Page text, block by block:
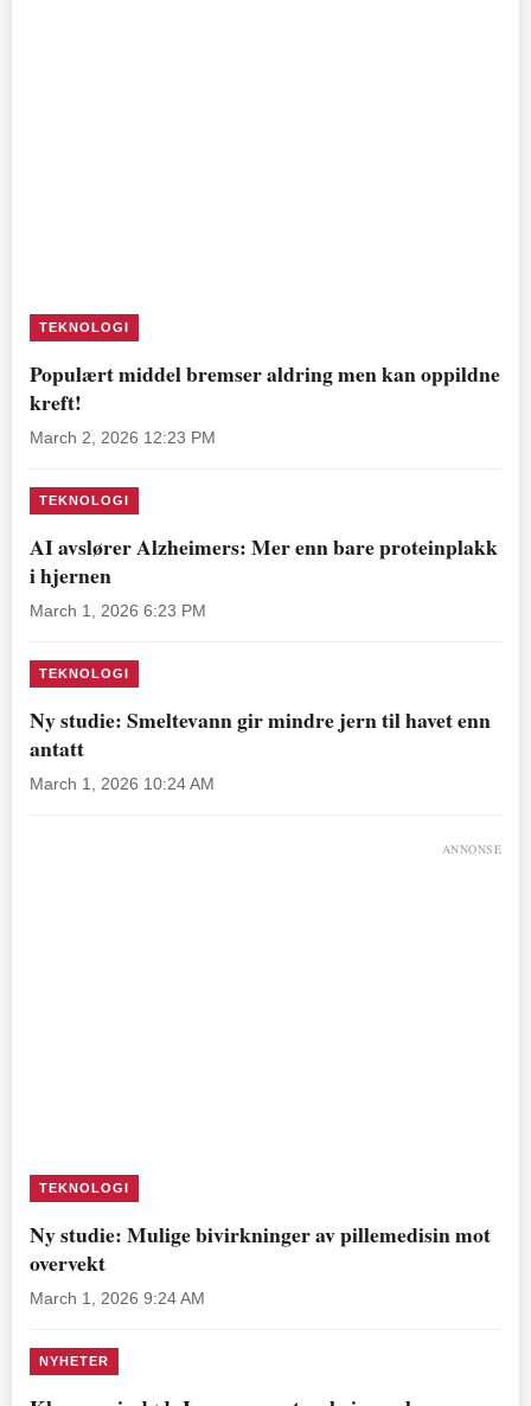
TEKNOLOGI
Populært middel bremser aldring men kan oppildne
kreft!
March 2, 2026 12:23 PM
TEKNOLOGI
AI avslører Alzheimers: Mer enn bare proteinplakk
i hjernen
March 1, 2026 6:23 PM
TEKNOLOGI
Ny studie: Smeltevann gir mindre jern til havet enn
antatt
March 1, 2026 10:24 AM
ANNONSE
TEKNOLOGI
Ny studie: Mulige bivirkninger av pillemedisin mot
overvekt
March 1, 2026 9:24 AM
NYHETER